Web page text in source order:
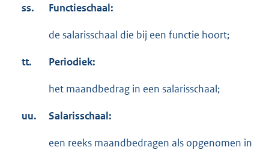
ss. Functieschaal:
de salarisschaal die bij een functie hoort;
tt. Periodiek:
het maandbedrag in een salarisschaal;
uu. Salarisschaal:
een reeks maandbedragen als opgenomen in